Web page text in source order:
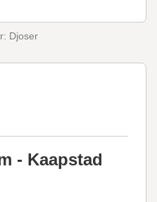
Djoser
- Kaapstad